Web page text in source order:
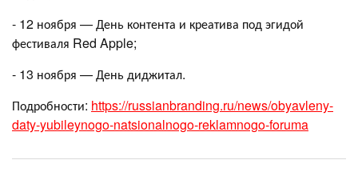
- 12 ноября — День контента и креатива под эгидой
фестиваля Red Apple;
- 13 ноября — День диджитал.
Подробности: https://russianbranding.ru/news/obyavleny-
daty-yubileynogo-natsionalnogo-reklamnogo-foruma